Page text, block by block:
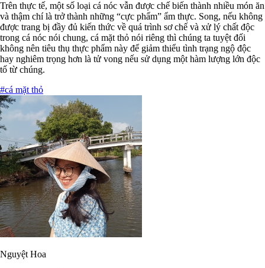
Trên thực tế, một số loại cá nóc vẫn được chế biến thành nhiều món ăn
và thậm chí là trở thành những “cực phẩm” ẩm thực. Song, nếu không
được trang bị đầy đủ kiến thức về quá trình sơ chế và xử lý chất độc
trong cá nóc nói chung, cá mặt thỏ nói riêng thì chúng ta tuyệt đối
không nên tiêu thụ thực phẩm này để giảm thiểu tình trạng ngộ độc
hay nghiêm trọng hơn là tử vong nếu sử dụng một hàm lượng lớn độc
tố từ chúng.
#cá mặt thỏ
Nguyệt Hoa